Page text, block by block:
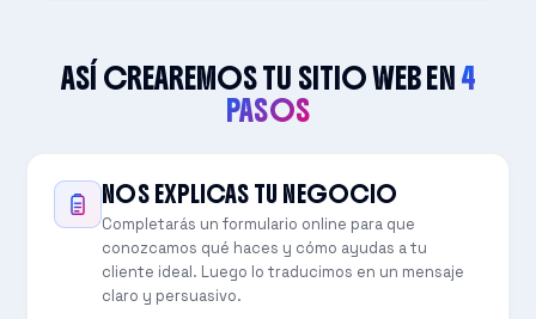
ASÍ CREAREMOS TU SITIO WEB EN4
PASOS
NOS EXPLICAS TU NEGOCIO
Completarás un formulario online para que
conozcamos qué haces y cómo ayudas a tu
cliente ideal. Luego lo traducimos en un mensaje
claro y persuasivo.